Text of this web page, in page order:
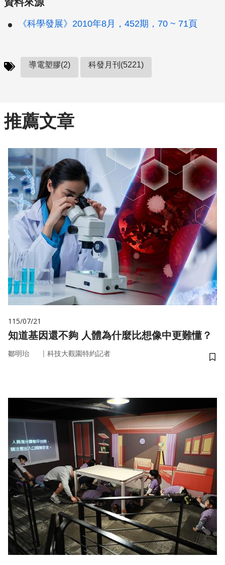
《科學發展》2010年8月，452期，70 ~ 71頁
導電塑膠(2) 科發月刊(5221)
推薦文章
115/07/21
知道基因還不夠 人體為什麼比想像中更難懂？
鄒明珆 ｜ 科技大觀園特約記者
儲